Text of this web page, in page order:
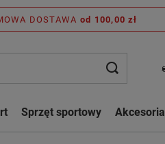
DOSTAWA od 100,00 zł
Sprzęt sportowy Akcesoria